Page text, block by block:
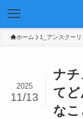
ホーム 1_アンスクーリ
ナチ
て
なこ
2025
11/13